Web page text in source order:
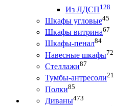
Из ЛДСП128
Шкафы угловые45
Шкафы витрина67
Шкафы-пенал84
Навесные шкафы72
Стеллажи87
Тумбы-антресоли21
Полки85
Диваны473